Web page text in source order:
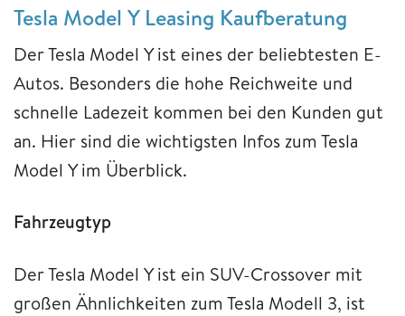
Tesla Model Y Leasing Kaufberatung
Der Tesla Model Y ist eines der beliebtesten E-
Autos. Besonders die hohe Reichweite und
schnelle Ladezeit kommen bei den Kunden gut
an. Hier sind die wichtigsten Infos zum Tesla
Model Y im Überblick.
Fahrzeugtyp
Der Tesla Model Y ist ein SUV-Crossover mit
großen Ähnlichkeiten zum Tesla Modell 3, ist